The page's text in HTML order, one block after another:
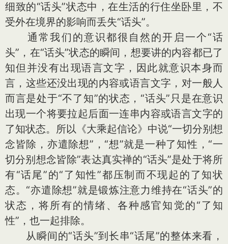
细致的“话头”状态中，在生活的行住坐卧里，不
受外在境界的影响而丢失“话头”。
通常我们的意识都很自然的开启一个“话
头”，在“话头”状态的瞬间，想要讲的内容都已了
知但并没有出现语言文字，因此就意识本身而
言，这些还没出现的内容或语言文字，对一般人
而言是处于“不了知”的状态，“话头”只是在意识
出现一个将要拉起后面一连串内容或语言文字的
了知状态。所以《大乘起信论》中说“一切分别想
念皆除，亦遣除想”，“想”就是一种了知性，“一
切分别想念皆除”表达真实禅的“话头”是处于将所
有“话尾”的“了知性”都压制而不现起的了知状
态。“亦遣除想”就是锻炼注意力维持在“话头”的
状态，将所有的情绪、各种感官知觉的“了知
性”，也一起排除。
从瞬间的“话头”到长串“话尾”的整体来看，